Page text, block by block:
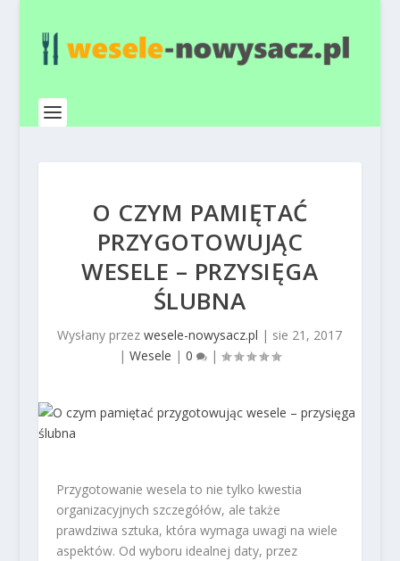
O CZYM PAMIĘTAĆ
PRZYGOTOWUJĄC
WESELE – PRZYSIĘGA
ŚLUBNA
Wysłany przezwesele-nowysacz.pl | sie 21, 2017
|Wesele |0 |
Przygotowanie wesela to nie tylko kwestia
organizacyjnych szczegółów, ale także
prawdziwa sztuka, która wymaga uwagi na wiele
aspektów. Od wyboru idealnej daty, przez